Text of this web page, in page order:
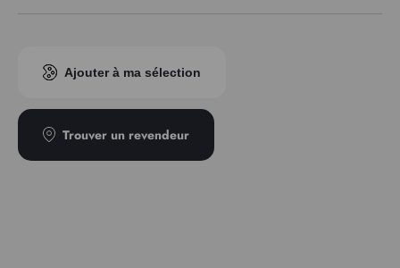
Indice pigmentaire
Ajouter à ma sélection
Trouver un revendeur